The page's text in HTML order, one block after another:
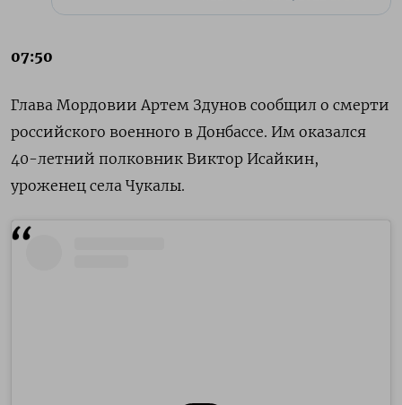
07:50
Глава Мордовии Артем Здунов сообщил о смерти
российского военного в Донбассе. Им оказался
40-летний полковник Виктор Исайкин,
уроженец села Чукалы.